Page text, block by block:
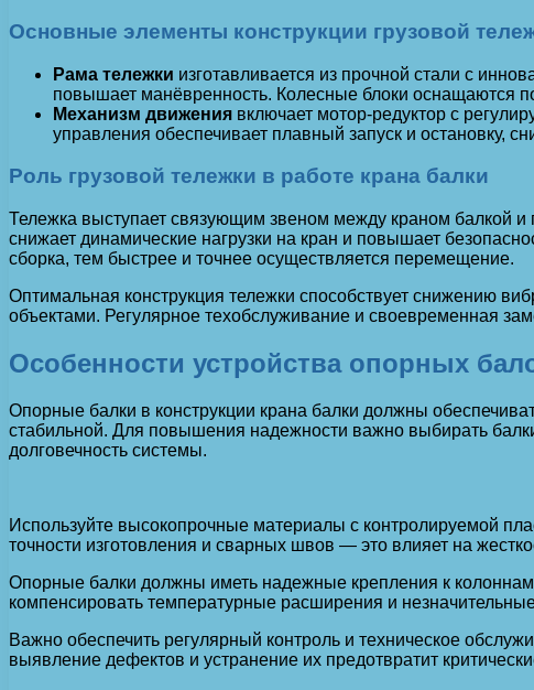
Основные элементы конструкции грузовой
Рама тележки изготавливается из прочной стали с
повышает манёвренность. Колесные блоки оснащаются
Механизм движения включает мотор-редуктор с
управления обеспечивает плавный запуск и остановку,
Роль грузовой тележки в работе крана балки
Тележка выступает связующим звеном между краном балкой и
снижает динамические нагрузки на кран и повышает
сборка, тем быстрее и точнее осуществляется перемещение.
Оптимальная конструкция тележки способствует снижению
объектами. Регулярное техобслуживание и своевременная
Особенности устройства опорных
Опорные балки в конструкции крана балки должны
стабильной. Для повышения надежности важно выбирать
долговечность системы.
Используйте высокопрочные материалы с контролируемой
точности изготовления и сварных швов — это влияет на
Опорные балки должны иметь надежные крепления к
компенсировать температурные расширения и
Важно обеспечить регулярный контроль и техническое
выявление дефектов и устранение их предотвратит